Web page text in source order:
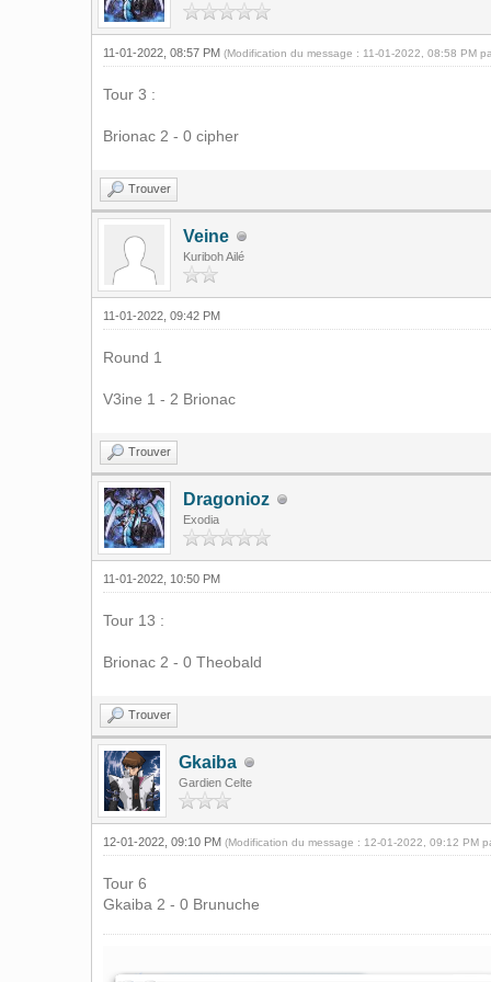
11-01-2022, 08:57 PM (Modification du message : 11-01-2022, 08:58 PM
Tour 3 :
Brionac 2 - 0 cipher
Trouver
Veine
Kuriboh Ailé
11-01-2022, 09:42 PM
Round 1
V3ine 1 - 2 Brionac
Trouver
Dragonioz
Exodia
11-01-2022, 10:50 PM
Tour 13 :
Brionac 2 - 0 Theobald
Trouver
Gkaiba
Gardien Celte
12-01-2022, 09:10 PM (Modification du message : 12-01-2022, 09:12 PM
Tour 6
Gkaiba 2 - 0 Brunuche